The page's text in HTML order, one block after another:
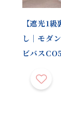
【遮光1
し｜モダ
ビバス